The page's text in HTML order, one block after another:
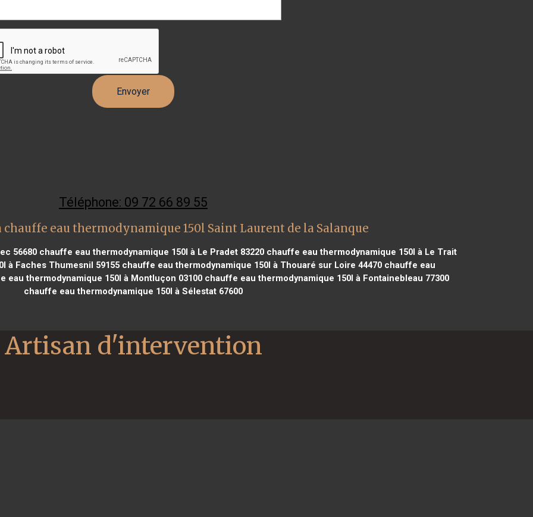
Téléphone: 09 72 66 89 55
eau thermodynamique 150l Saint Laurent de la Salanque
56680 chauffe eau thermodynamique 150l à Le Pradet 83220 chauffe eau thermodynamique 150l à Le Trait
à Faches Thumesnil 59155 chauffe eau thermodynamique 150l à Thouaré sur Loire 44470 chauffe eau
eau thermodynamique 150l à Montluçon 03100chauffe eau thermodynamique 150l à Fontainebleau 77300
chauffe eau thermodynamique 150l à Sélestat 67600
Artisan d'intervention